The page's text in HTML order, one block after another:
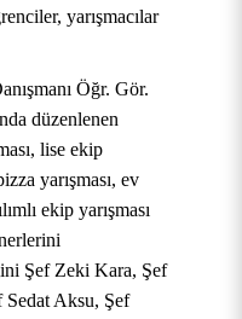
yarışmacılar
Öğr. Gör.
düzenlenen
lise ekip
yarışması, ev
ekip yarışması
Şef Zeki Kara, Şef
Sedat Aksu, Şef